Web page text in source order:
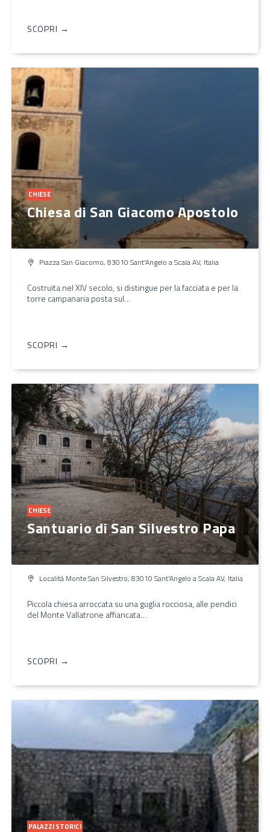
SCOPRI →
CHIESE
Chiesa di San Giacomo Apostolo
Piazza San Giacomo, 83010 Sant'Angelo a Scala AV, Italia
Costruita nel XIV secolo, si distingue per la facciata e per la
torre campanaria posta sul…
SCOPRI →
CHIESE
Santuario di San Silvestro Papa
Località Monte San Silvestro, 83010 Sant'Angelo a Scala AV, Italia
Piccola chiesa arroccata su una guglia rocciosa, alle pendici
del Monte Vallatrone affiancata…
SCOPRI →
PALAZZI STORICI